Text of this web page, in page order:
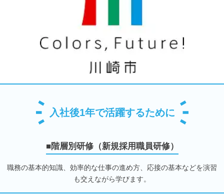
入社後1年で活躍するために
■階層別研修（新規採用職員研修）
職務の基本的知識、効率的な仕事の進め方、応接の基本などを演習
も交えながら学びます。